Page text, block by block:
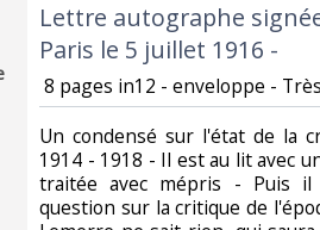
‎Lettre autographe
Paris le 5 juillet 1916 -‎
8 pages in12 - enveloppe -
‎Un condensé sur l'état de la
1914 - 1918 - Il est au lit avec
traitée avec mépris - Puis
question sur la critique de